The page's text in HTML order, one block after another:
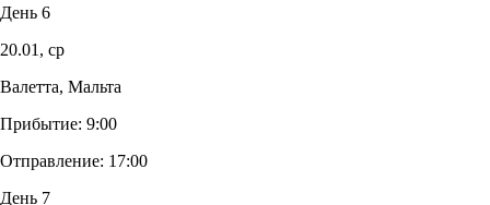
День 6
20.01, ср
Валетта, Мальта
Прибытие: 9:00
Отправление: 17:00
День 7